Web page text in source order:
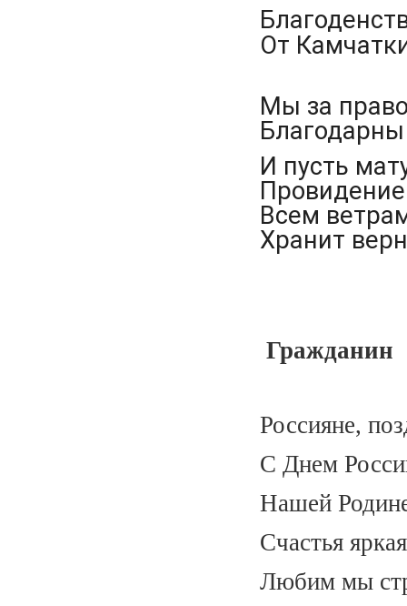
От
Мы за
Благодарны
И пусть
Всем
Хранит
Гражданин
Россияне,
С Днем
Нашей
Счастья
Любим мы